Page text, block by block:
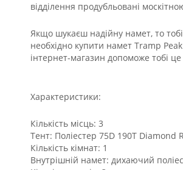
відділення продубльовані
Якщо шукаєш надійну намет, то
необхідно купити намет Tramp
інтернет-магазин допоможе тобі
Характеристики:
Кількість місць: 3
Тент: Поліестер 75D 190T Diamond
Кількість кімнат: 1
Внутрішній намет: дихаючий